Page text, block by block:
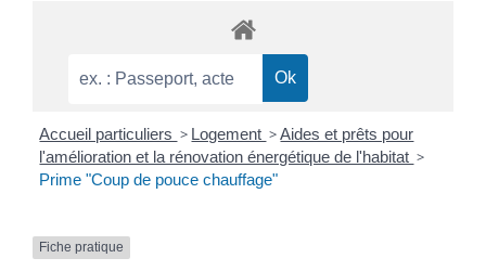
Accueil particuliers > Logement > Aides et prêts pour
l'amélioration et la rénovation énergétique de l'habitat >
Prime "Coup de pouce chauffage"
Fiche pratique